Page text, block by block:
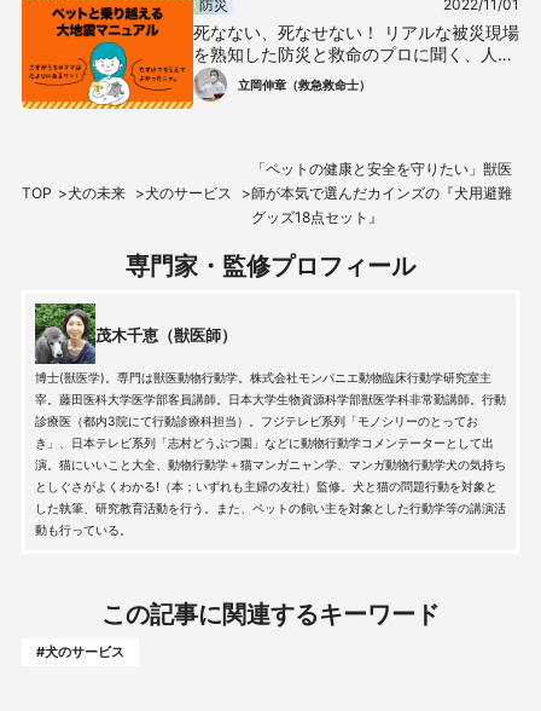
防災 2022/11/01
死なない、死なせない！ リアルな被災現場
を熟知した防災と救命のプロに聞く、人と
ペットの【地震対策】
立岡伸章（救急救命士）
TOP 犬の未来 犬のサービス
「ペットの健康と安全を守りたい」獣医
師が本気で選んだカインズの『犬用避難
グッズ18点セット』
専門家・監修プロフィール
茂木千恵（獣医師）
博士(獣医学)。専門は獣医動物行動学。株式会社モンパニエ動物臨床行動学研究室主
宰。藤田医科大学医学部客員講師。日本大学生物資源科学部獣医学科非常勤講師。行動
診療医（都内3院にて行動診療科担当）。フジテレビ系列「モノシリーのとってお
き」、日本テレビ系列「志村どうぶつ園」などに動物行動学コメンテーターとして出
演。猫にいいこと大全、動物行動学＋猫マンガニャン学、マンガ動物行動学犬の気持ち
としぐさがよくわかる!（本；いずれも主婦の友社）監修。犬と猫の問題行動を対象と
した執筆、研究教育活動を行う。また、ペットの飼い主を対象とした行動学等の講演活
動も行っている。
この記事に関連するキーワード
#犬のサービス